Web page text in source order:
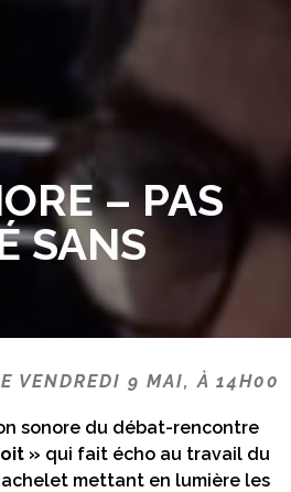
– PAS
SANS
VENDREDI 9 MAI, À 14H00
sonore du débat-rencontre
» qui fait écho au travail du
mettant en lumière les